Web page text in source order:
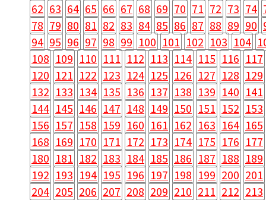
62 63 64 65 66 67 68 69 70 71 72 73 74
78 79 80 81 82 83 84 85 86 87 88 89 90
94 95 96 97 98 99 100 101 102 103 104
108 109 110 111 112 113 114 115 116 117
120 121 122 123 124 125 126 127 128 129
132 133 134 135 136 137 138 139 140 141
144 145 146 147 148 149 150 151 152 153
156 157 158 159 160 161 162 163 164 165
168 169 170 171 172 173 174 175 176 177
180 181 182 183 184 185 186 187 188 189
192 193 194 195 196 197 198 199 200 201
204 205 206 207 208 209 210 211 212 213